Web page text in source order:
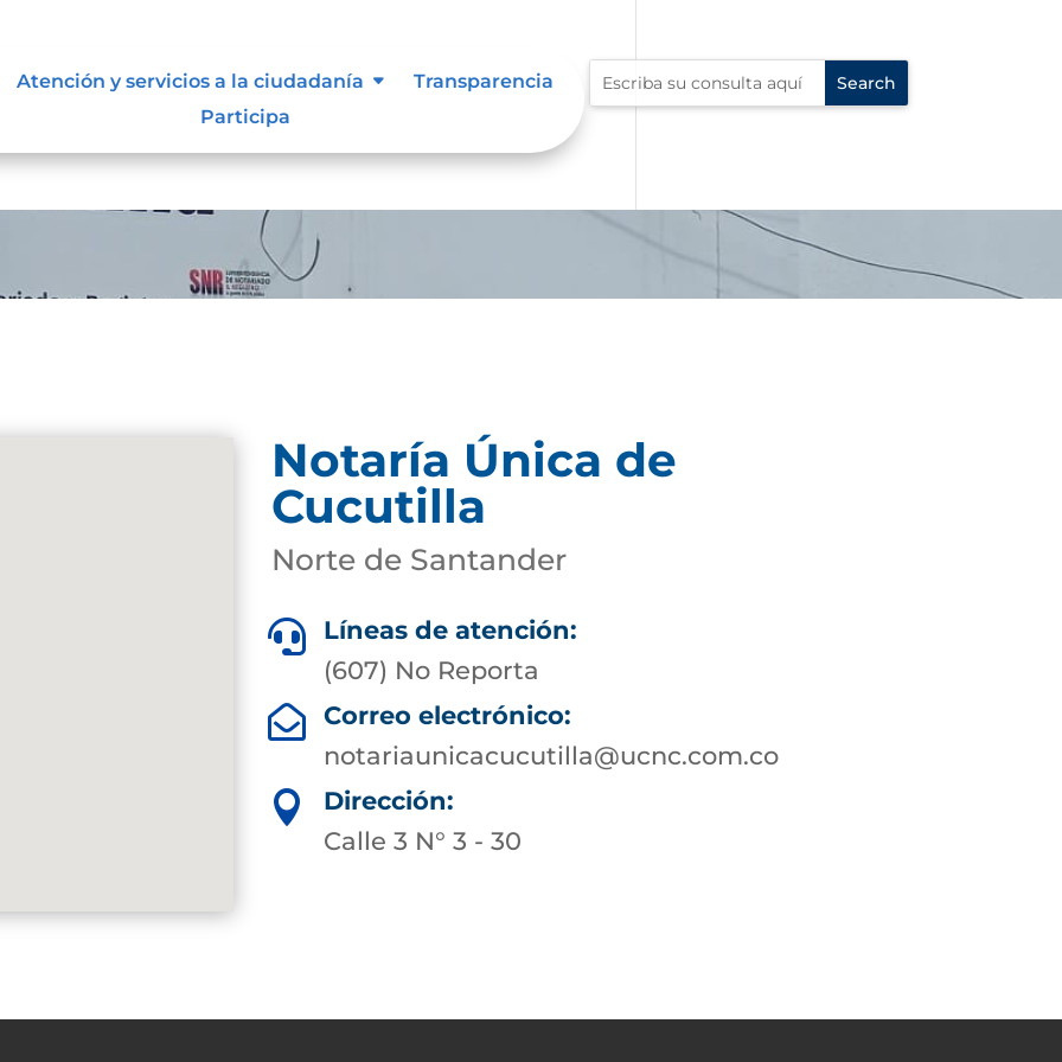
Atención y servicios a la ciudadanía
Transparencia
Participa
información
Notaría Única de
Cucutilla
Norte de Santander

Líneas de atención:
(607) No Reporta

Correo electrónico:
notariaunicacucutilla@ucnc.com.co

Dirección:
Calle 3 N° 3 - 30